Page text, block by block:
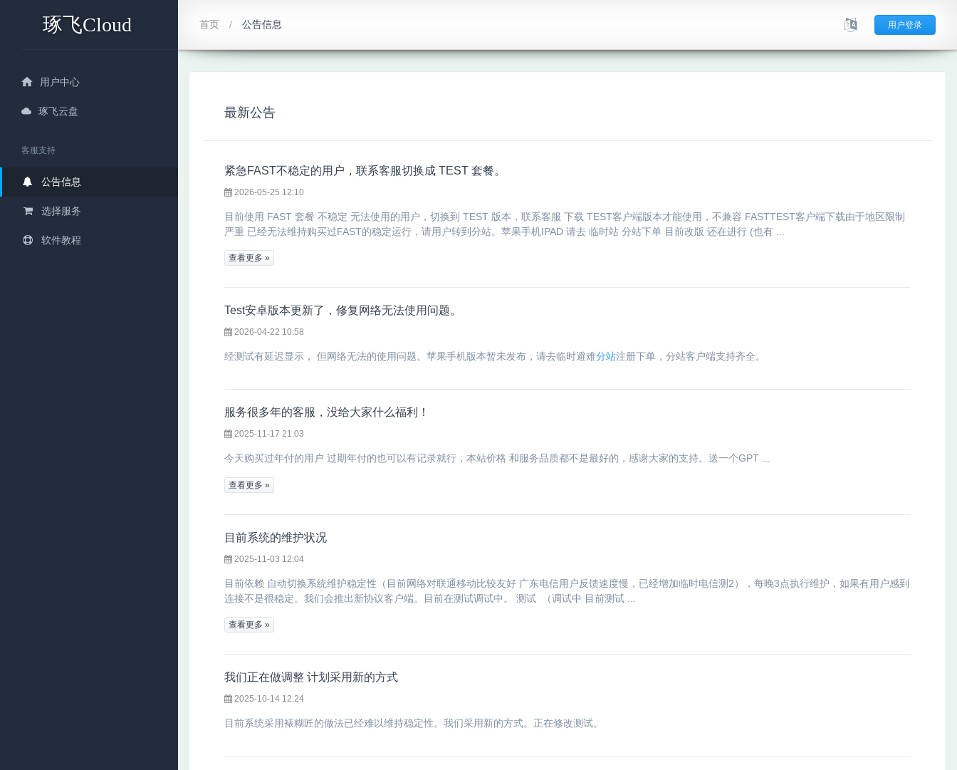
琢飞Cloud
用户中心
琢飞云盘
客服支持
公告信息
选择服务
软件教程
首页 公告信息 用户登录
最新公告
紧急FAST不稳定的用户，联系客服切换成 TEST 套餐。
2026-05-25 12:10
目前使用 FAST 套餐 不稳定 无法使用的用户，切换到 TEST 版本，联系客服 下载 TEST客户端版本才能使用，不兼容 FASTTEST客户端下载由于地区限制
严重 已经无法维持购买过FAST的稳定运行，请用户转到分站。苹果手机IPAD 请去 临时站 分站下单 目前改版 还在进行 (也有 ...
查看更多 »
Test安卓版本更新了，修复网络无法使用问题。
2026-04-22 10:58
经测试有延迟显示， 但网络无法的使用问题。苹果手机版本暂未发布，请去临时避难分站注册下单，分站客户端支持齐全。
服务很多年的客服，没给大家什么福利！
2025-11-17 21:03
今天购买过年付的用户 过期年付的也可以有记录就行，本站价格 和服务品质都不是最好的，感谢大家的支持。送一个GPT ...
查看更多 »
目前系统的维护状况
2025-11-03 12:04
目前依赖 自动切换系统维护稳定性（目前网络对联通移动比较友好 广东电信用户反馈速度慢，已经增加临时电信测2），每晚3点执行维护，如果有用户感到
连接不是很稳定。我们会推出新协议客户端。目前在测试调试中。 测试 （调试中 目前测试 ...
查看更多 »
我们正在做调整 计划采用新的方式
2025-10-14 12:24
目前系统采用裱糊匠的做法已经难以维持稳定性。我们采用新的方式。正在修改测试。